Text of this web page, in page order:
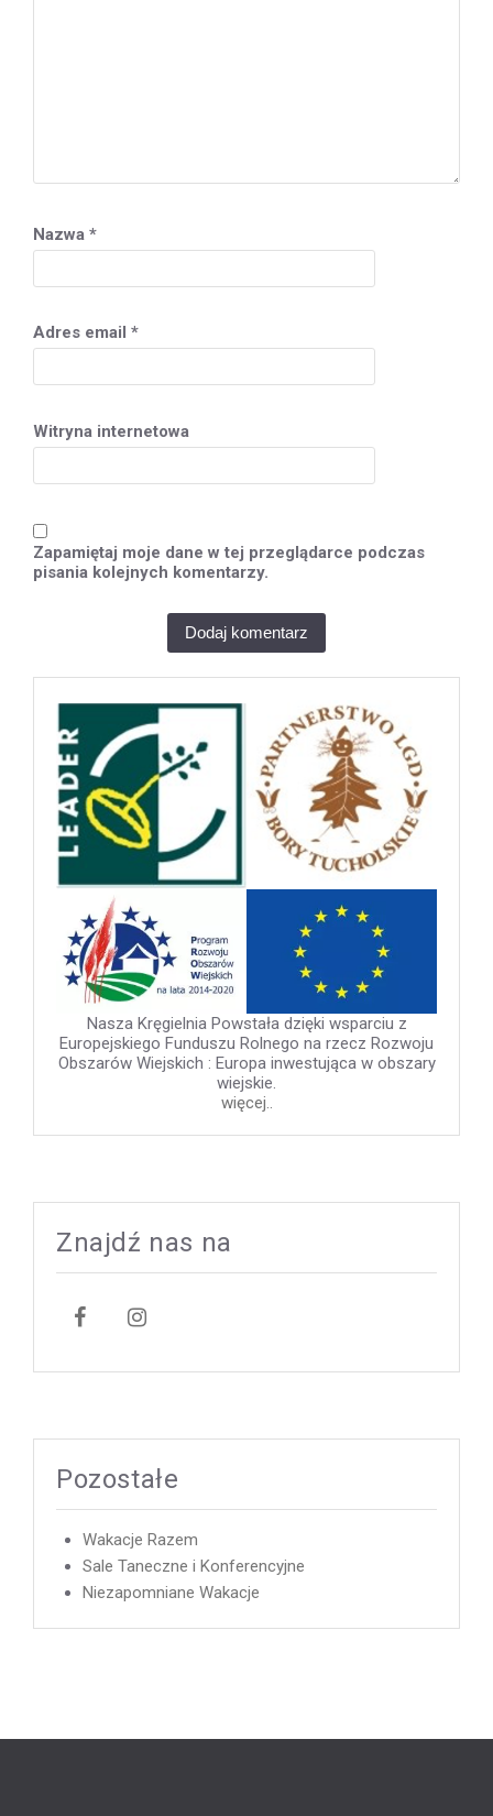
Nazwa *
Adres email *
Witryna internetowa
Zapamiętaj moje dane w tej przeglądarce podczas
pisania kolejnych komentarzy.
Nasza Kręgielnia Powstała dzięki wsparciu z
Europejskiego Funduszu Rolnego na rzecz Rozwoju
Obszarów Wiejskich : Europa inwestująca w obszary
wiejskie.
więcej..
Znajdź nas na
Pozostałe
Wakacje Razem
Sale Taneczne i Konferencyjne
Niezapomniane Wakacje